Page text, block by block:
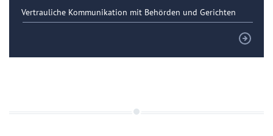
Vertrauliche Kommunikation mit Behörden und Gerichten